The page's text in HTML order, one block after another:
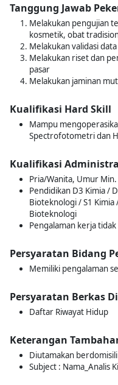
Tanggung Jawab
Melakukan pengujian
kosmetik, obat
Melakukan validasi data
Melakukan riset dan
pasar
Melakukan jaminan
Kualifikasi Hard Skill
Mampu
Spectrofotometri dan
Kualifikasi
Pria/Wanita, Umur
Pendidikan D3 Kimia /
Bioteknologi / S1 Kimia
Bioteknologi
Pengalaman kerja
Persyaratan Bidang
Memiliki pengalaman
Persyaratan Berkas
Daftar Riwayat Hidup
Keterangan
Diutamakan
Subject : Nama_Analis